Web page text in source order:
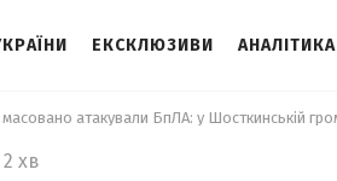
ЕКСКЛЮЗИВИ АНАЛІТИКА
2 хв